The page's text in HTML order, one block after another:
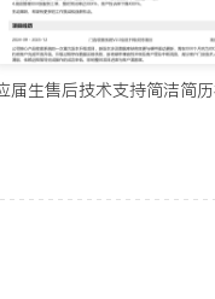
项高频故障或客户体验
。
务团队标准化作业水平
届生售后技术支持简洁简